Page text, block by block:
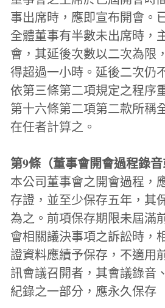
事出席時，應即宣布開會。
全體董事有半數未出席時，
會，其延後次數以二次為限
得超過一小時。延後二次仍
依第三條第二項規定之程序
第十六條第二項第二款所稱
在任者計算之。
第9條（董事會開會過程錄音
本公司董事會之開會過程，
存證，並至少保存五年，其
為之。前項保存期限未屆滿
會相關議決事項之訴訟時，
證資料應續予保存，不適用
訊會議召開者，其會議錄音
紀錄之一部分，應永久保存